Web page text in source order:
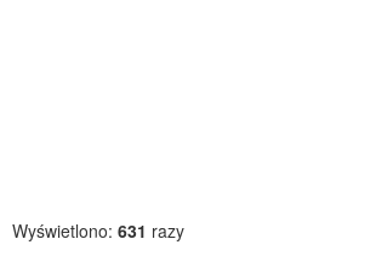
Wyświetlono: 631 razy